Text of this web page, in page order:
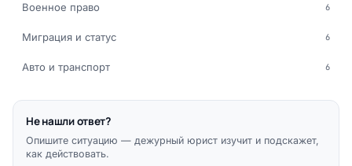
Военное право 6
Миграция и статус 6
Авто и транспорт 6
Не нашли ответ?
Опишите ситуацию — дежурный юрист изучит и подскажет,
как действовать.